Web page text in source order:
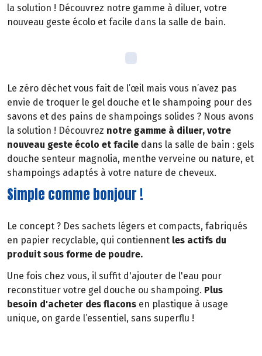
la solution ! Découvrez notre gamme à diluer, votre
nouveau geste écolo et facile dans la salle de bain.
Le zéro déchet vous fait de l’œil mais vous n’avez pas
envie de troquer le gel douche et le shampoing pour des
savons et des pains de shampoings solides ? Nous avons
la solution ! Découvrez notre gamme à diluer, votre
nouveau geste écolo et facile dans la salle de bain : gels
douche senteur magnolia, menthe verveine ou nature, et
shampoings adaptés à votre nature de cheveux.
Simple comme bonjour !
Le concept ? Des sachets légers et compacts, fabriqués
en papier recyclable, qui contiennent les actifs du
produit sous forme de poudre.
Une fois chez vous, il suffit d'ajouter de l'eau pour
reconstituer votre gel douche ou shampoing. Plus
besoin d'acheter des flacons en plastique à usage
unique, on garde l’essentiel, sans superflu !